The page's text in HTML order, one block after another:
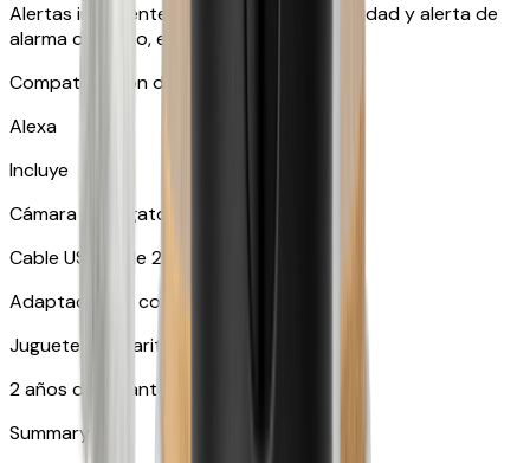
Alertas inteligentes como alerta de actividad y alerta de
alarma de humo, entre muchas otras.
Compatible con dispositivos inteligentes
Alexa
Incluye
Cámara para gatos Furbo 360°
Cable USB-C de 2 m
Adaptador de corriente Furbo
Juguete con varita de plumas
2 años de garantía
Summary